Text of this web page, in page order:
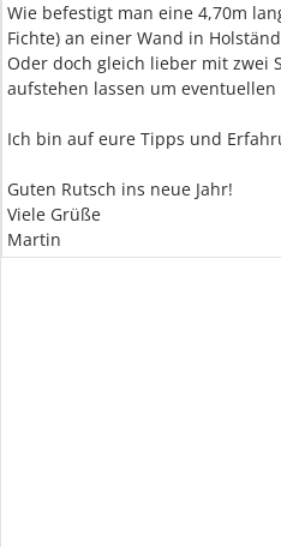
Wie befestigt man eine 4,70m
Fichte) an einer Wand in
Oder doch gleich lieber mit zwei
aufstehen lassen um
Ich bin auf eure Tipps und
Guten Rutsch ins neue Jahr!
Viele Grüße
Martin